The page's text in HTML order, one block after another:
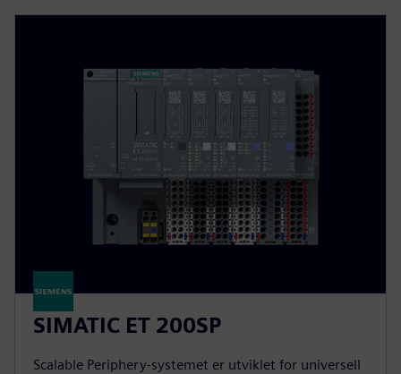
SIMATIC ET 200SP
Scalable Periphery-systemet er utviklet for universell